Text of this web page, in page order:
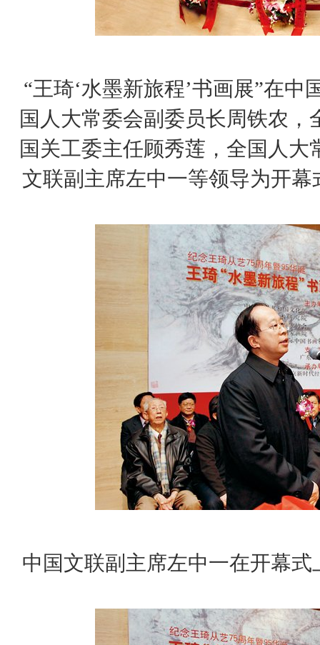
“王琦‘水墨新旅程’书画展”在
国人大常委会副委员长周铁农
国关工委主任顾秀莲，全国人
文联副主席左中一等领导为开幕
中国文联副主席左中一在开幕式